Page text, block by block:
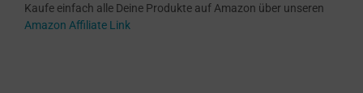
Kaufe einfach alle Deine Produkte auf Amazon über unseren
Amazon Affiliate Link